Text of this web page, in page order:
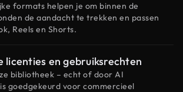
formats helpen je om binnen de
de aandacht te trekken en passen
Reels en Shorts.
licenties en gebruiksrechten
bibliotheek – echt of door AI
goedgekeurd voor commercieel